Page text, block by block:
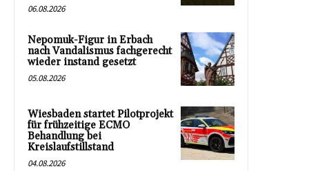
06.08.2026
Nepomuk-Figur in Erbach
nach Vandalismus fachgerecht
wieder instand gesetzt
05.08.2026
Wiesbaden startet Pilotprojekt
für frühzeitige ECMO
Behandlung bei
Kreislaufstillstand
04.08.2026